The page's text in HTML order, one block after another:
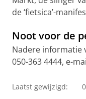
de ‘fietsica’-
Noot voor de
Nadere informatie
050-363 4444, e-
Laatst gewijzigd: